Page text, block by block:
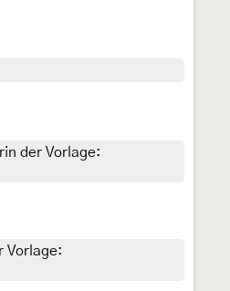
der Vorlage:
Vorlage: